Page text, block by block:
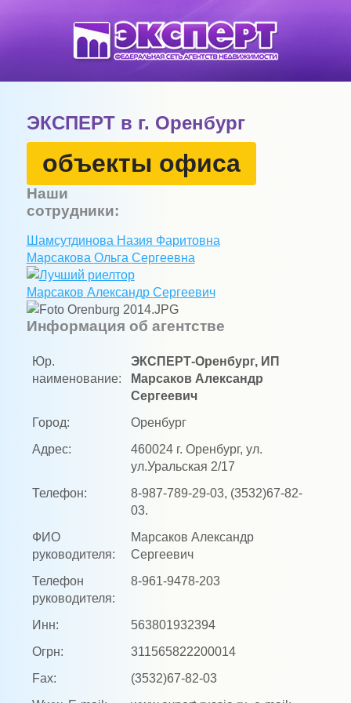
ЭКСПЕРТ в г. Оренбург
объекты офиса
Наши
сотрудники:
Шамсутдинова Назия Фаритовна
Марсакова Ольга Сергеевна
Марсаков Александр Сергеевич
Информация об агентстве
Юр.
наименование:
ЭКСПЕРТ-Оренбург, ИП
Марсаков Александр
Сергеевич
Город:
Оренбург
Адрес:
460024 г. Оренбург, ул.
ул.Уральская 2/17
Телефон:
8-987-789-29-03, (3532)67-82-
03.
ФИО
руководителя:
Марсаков Александр
Сергеевич
Телефон
руководителя:
8-961-9478-203
Инн:
563801932394
Огрн:
311565822200014
Fax:
(3532)67-82-03